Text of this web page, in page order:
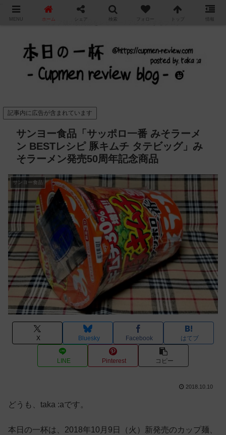
カップ麺の新商品をレビュー / アレンジするブログ
記事内に広告が含まれています
サンヨー食品「サッポロ一番 みそラーメ
ン BESTレシピ 豚キムチ タテビッグ」み
そラーメン発売50周年記念商品
サンヨー食品
X Bluesky Facebook はてブ
LINE Pinterest コピー
2018.10.10
どうも、taka :aです。
本日の一杯は、2018年10月9日（火）新発売のカップ麺、
MENU ホーム シェア 検索 フォロー トップ 情報